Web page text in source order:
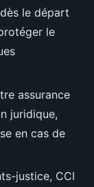
le départ
le
assurance
juridique,
en cas de
justice, CCI